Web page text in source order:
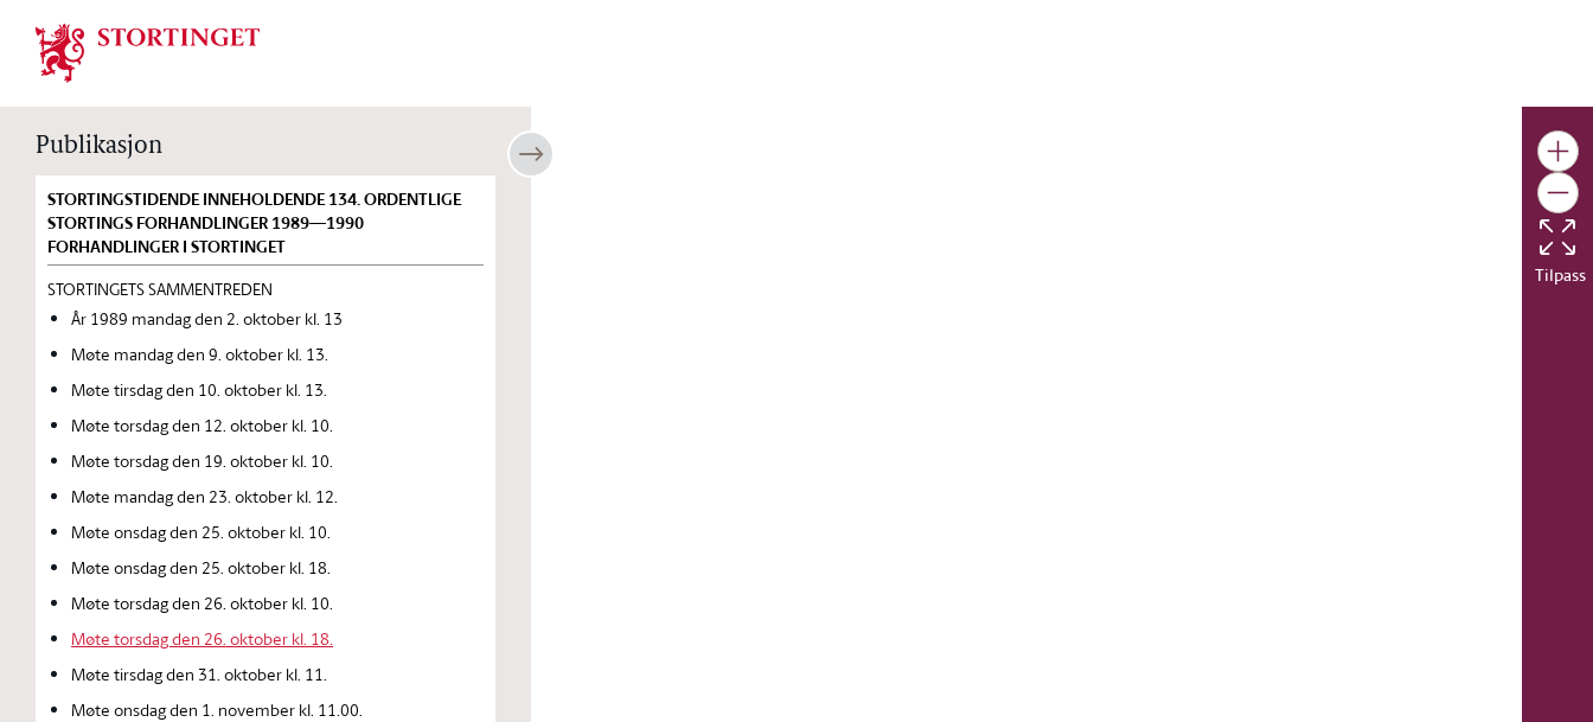
Stortinget.no
Publikasjon
STORTINGSTIDENDE INNEHOLDENDE 134. ORDENTLIGE
STORTINGS FORHANDLINGER 1989—1990
FORHANDLINGER I STORTINGET
STORTINGETS SAMMENTREDEN
År 1989 mandag den 2. oktober kl. 13
Møte mandag den 9. oktober kl. 13.
Møte tirsdag den 10. oktober kl. 13.
Møte torsdag den 12. oktober kl. 10.
Møte torsdag den 19. oktober kl. 10.
Møte mandag den 23. oktober kl. 12.
Møte onsdag den 25. oktober kl. 10.
Møte onsdag den 25. oktober kl. 18.
Møte torsdag den 26. oktober kl. 10.
Møte torsdag den 26. oktober kl. 18.
Møte tirsdag den 31. oktober kl. 11.
Møte onsdag den 1. november kl. 11.00.